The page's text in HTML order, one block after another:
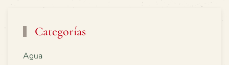
Categorías
Agua